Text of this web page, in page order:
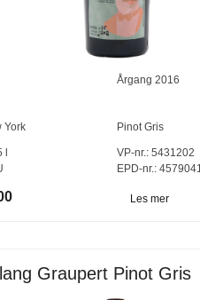
Årgang 2016
York Pinot Gris
l
VP-nr.:5431202
EPD-nr.: 4579041
Les mer
Graupert Pinot Gris